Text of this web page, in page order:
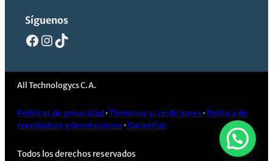
Síguenos
Facebook
Instagram
TikTok
All Technologycs C.A.
Políticas de privacidad ·Términos y condiciones · Política de
reembolsos y devoluciones ·Garantías
Todos los derechos reservados